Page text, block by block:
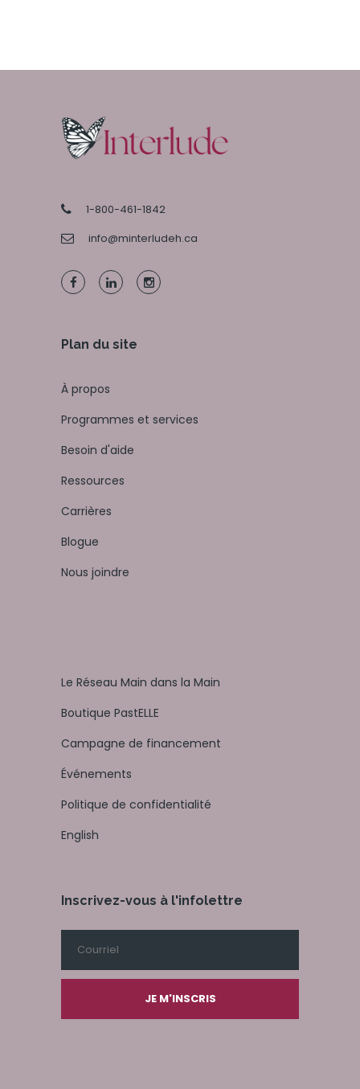
1-800-461-1842
info@minterludeh.ca
Plan du site
À propos
Programmes et services
Besoin d'aide
Ressources
Carrières
Blogue
Nous joindre
Le Réseau Main dans la Main
Boutique PastELLE
Campagne de financement
Événements
Politique de confidentialité
English
Inscrivez-vous à l'infolettre
JE M'INSCRIS